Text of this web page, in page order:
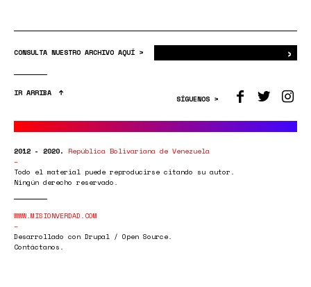
CONSULTA NUESTRO ARCHIVO AQUÍ > ›
IR ARRIBA
SÍGUENOS >
2012 - 2020. República Bolivariana de Venezuela
Todo el material puede reproducirse citando su autor.
Ningún derecho reservado.
WWW.MISIONVERDAD.COM
Desarrollado con Drupal / Open Source.
Contáctanos.